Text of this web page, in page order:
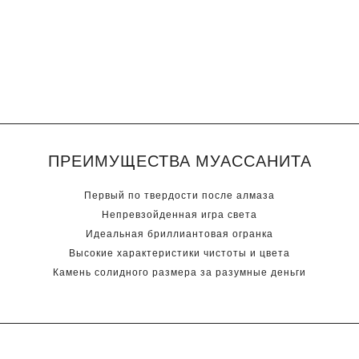
ПРЕИМУЩЕСТВА МУАССАНИТА
Первый по твердости после алмаза
Непревзойденная игра света
Идеальная бриллиантовая огранка
Высокие характеристики чистоты и цвета
Камень солидного размера за разумные деньги